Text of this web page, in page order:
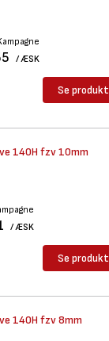
/ ÆSK
Se produkt
140H fzv 10mm
/ ÆSK
Se produkt
140H fzv 8mm